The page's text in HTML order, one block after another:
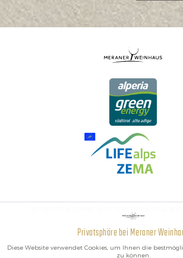
DIE BESTEN WEINE AUS SÜDTIROL, ITALIEN
Privatsphäre bei Meraner
Diese Website verwendet Cookies, um Ihnen die
zu können.